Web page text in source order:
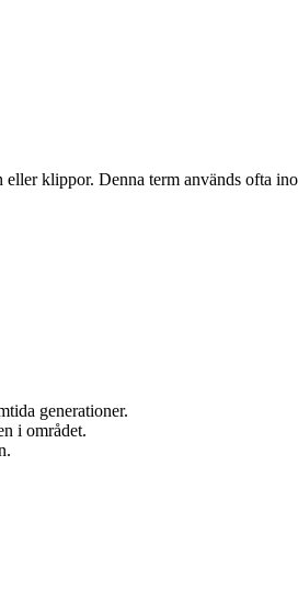
klippor. Denna term används ofta
generationer.
i området.